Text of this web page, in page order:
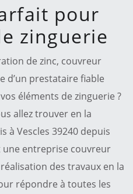
pour
zinguerie
de zinc, couvreur
d’un prestataire fiable
éléments de zinguerie ?
allez trouver en la
à Vescles 39240 depuis
une entreprise couvreur
des travaux en la
répondre à toutes les